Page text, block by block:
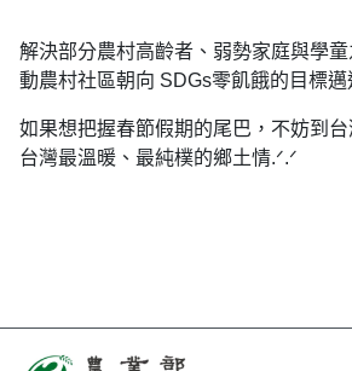
解決部分農村高齡者、弱勢家庭與學
動農村社區朝向 SDGs零飢餓的目標邁
如果想把握春節假期的尾巴，不妨到
台灣最溫暖、最純樸的鄉土情.ᐟ.ᐟ